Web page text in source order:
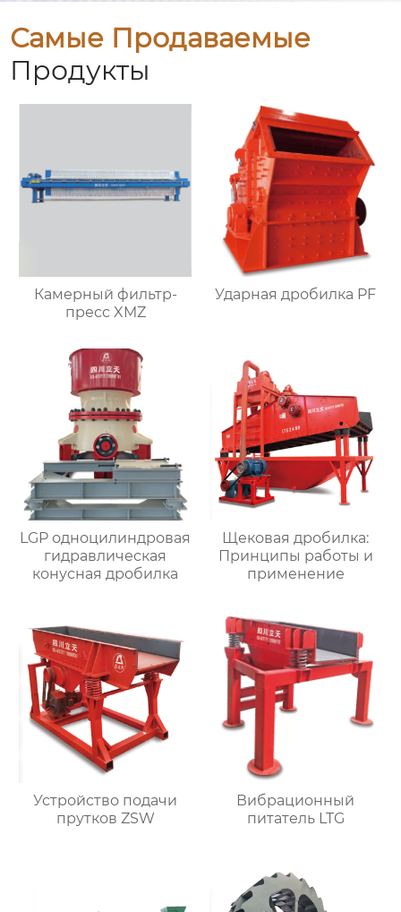
Самые Продаваемые
Продукты
Камерный фильтр-
пресс XMZ
Ударная дробилка PF
LGP одноцилиндровая
гидравлическая
конусная дробилка
Щековая дробилка:
Принципы работы и
применение
Устройство подачи
прутков ZSW
Вибрационный
питатель LTG